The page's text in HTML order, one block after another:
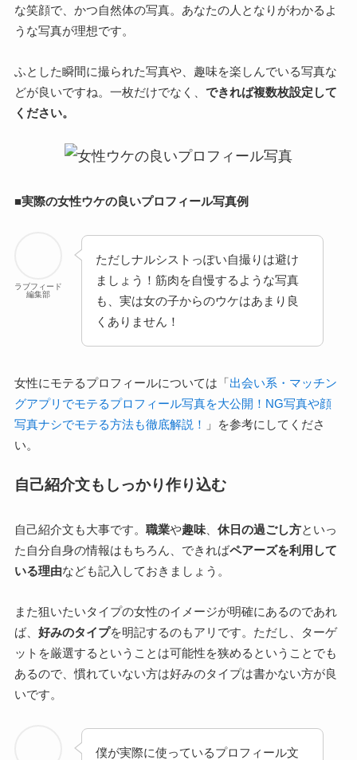
な笑顔で、かつ自然体の写真。あなたの人となりがわかるよ
うな写真が理想です。
ふとした瞬間に撮られた写真や、趣味を楽しんでいる写真な
どが良いですね。一枚だけでなく、 できれば複数枚設定して
ください。
■実際の女性ウケの良いプロフィール写真例
ラブフィード
編集部
ただしナルシストっぽい自撮りは避け
ましょう！筋肉を自慢するような写真
も、実は女の子からのウケはあまり良
くありません！
女性にモテるプロフィールについては「出会い系・マッチン
グアプリでモテるプロフィール写真を大公開！NG写真や顔
写真ナシでモテる方法も徹底解説！
」を参考にしてくださ
い。
自己紹介文もしっかり作り込む
自己紹介文も大事です。 職業や趣味、 休日の過ごし方といっ
た自分自身の情報はもちろん、できればペアーズを利用して
いる理由なども記入しておきましょう。
また狙いたいタイプの女性のイメージが明確にあるのであれ
ば、 好みのタイプを明記するのもアリです。ただし、ターゲ
ットを厳選するということは可能性を狭めるということでも
あるので、慣れていない方は好みのタイプは書かない方が良
いです。
僕が実際に使っているプロフィール文